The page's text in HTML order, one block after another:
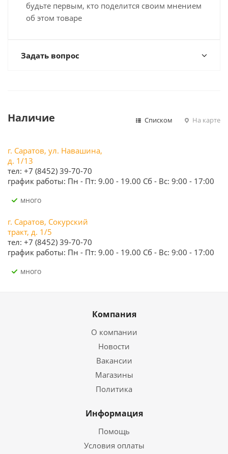
будьте первым, кто поделится своим мнением
об этом товаре
Задать вопрос
Наличие Списком На карте
г. Саратов, ул. Навашина,
д. 1/13
тел: +7 (8452) 39-70-70
график работы: Пн - Пт: 9.00 - 19.00 Сб - Вс: 9:00 - 17:00
Много
г. Саратов, Сокурский
тракт, д. 1/5
тел: +7 (8452) 39-70-70
график работы: Пн - Пт: 9.00 - 19.00 Сб - Вс: 9:00 - 17:00
Много
Компания
О компании
Новости
Вакансии
Магазины
Политика
Информация
Помощь
Условия оплаты